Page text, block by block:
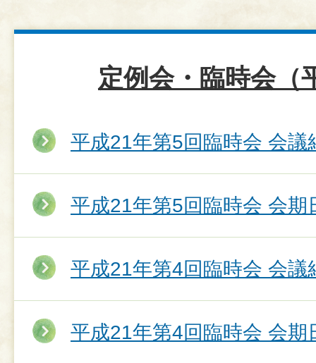
定例会・臨時会（
平成21年第5回臨時会 会議
平成21年第5回臨時会 会期
平成21年第4回臨時会 会議
平成21年第4回臨時会 会期